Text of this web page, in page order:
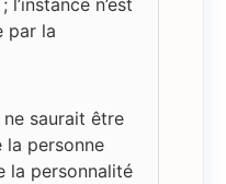
n’est
par la
saurait être
la personne
la personnalité